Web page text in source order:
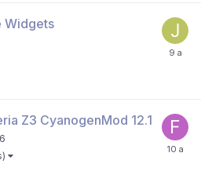
Widgets
Z3 CyanogenMod 12.1